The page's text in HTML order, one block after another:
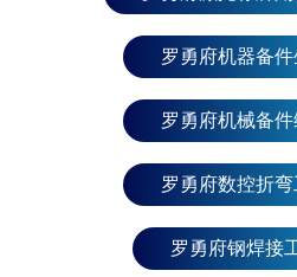
府、碧差汶府、叻丕府 可在曼谷 孔敬府、猜也奔府、
那空拍侬府、呵叻府、加拉信
府、玛哈沙拉堪府、莫拉限府
黎府、沙功那空府、素辇府、
布阿兰普府、乌隆府、乌汶府、安
那空是贪玛叻府、攀牙府、博
府、沙敦府、宋卡府、素叻他
府、董里府、也拉府、那拉提瓦府
罗勇府机器备
罗勇府机械备
罗勇府数控折
罗勇府钢焊接